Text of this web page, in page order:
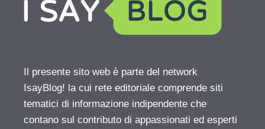
Il presente sito web è parte del network
IsayBlog! la cui rete editoriale comprende siti
tematici di informazione indipendente che
contano sul contributo di appassionati ed esperti